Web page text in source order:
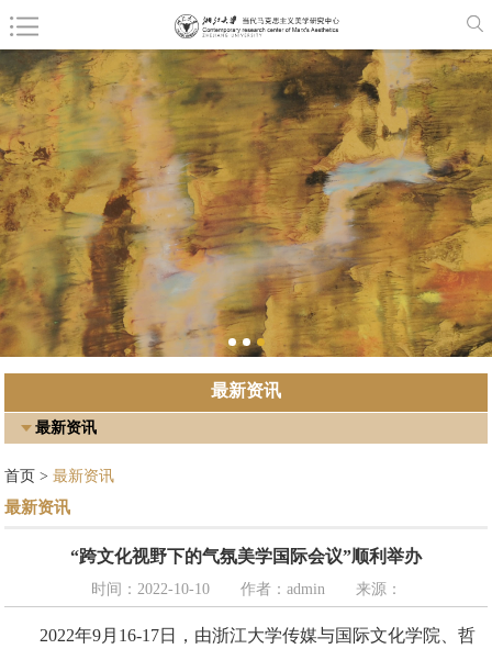
最新资讯
最新资讯
首页 >最新资讯
最新资讯
“跨文化视野下的气氛美学国际会议”顺利举办
时间：2022-10-10 作者：admin 来源：
2022年9月 16-17日，由浙江大学传媒与国际文化学院、哲